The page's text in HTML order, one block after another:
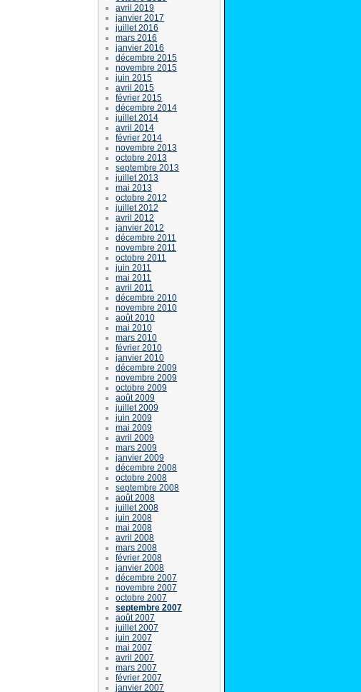
avril 2019
janvier 2017
juillet 2016
mars 2016
janvier 2016
décembre 2015
novembre 2015
juin 2015
avril 2015
février 2015
décembre 2014
juillet 2014
avril 2014
février 2014
novembre 2013
octobre 2013
septembre 2013
juillet 2013
mai 2013
octobre 2012
juillet 2012
avril 2012
janvier 2012
décembre 2011
novembre 2011
octobre 2011
juin 2011
mai 2011
avril 2011
décembre 2010
novembre 2010
août 2010
mai 2010
mars 2010
février 2010
janvier 2010
décembre 2009
novembre 2009
octobre 2009
août 2009
juillet 2009
juin 2009
mai 2009
avril 2009
mars 2009
janvier 2009
décembre 2008
octobre 2008
septembre 2008
août 2008
juillet 2008
juin 2008
mai 2008
avril 2008
mars 2008
février 2008
janvier 2008
décembre 2007
novembre 2007
octobre 2007
septembre 2007
août 2007
juillet 2007
juin 2007
mai 2007
avril 2007
mars 2007
février 2007
janvier 2007